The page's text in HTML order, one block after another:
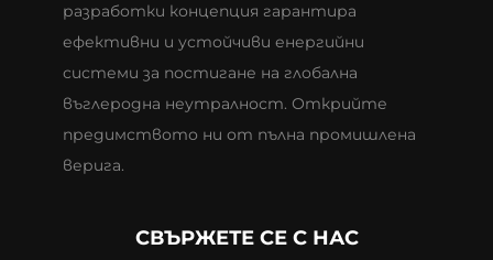
разработки концепция гарантира
ефективни и устойчиви енергийни
системи за постигане на глобална
въглеродна неутралност. Открийте
предимството ни от пълна промишлена
верига.
СВЪРЖЕТЕ СЕ С НАС